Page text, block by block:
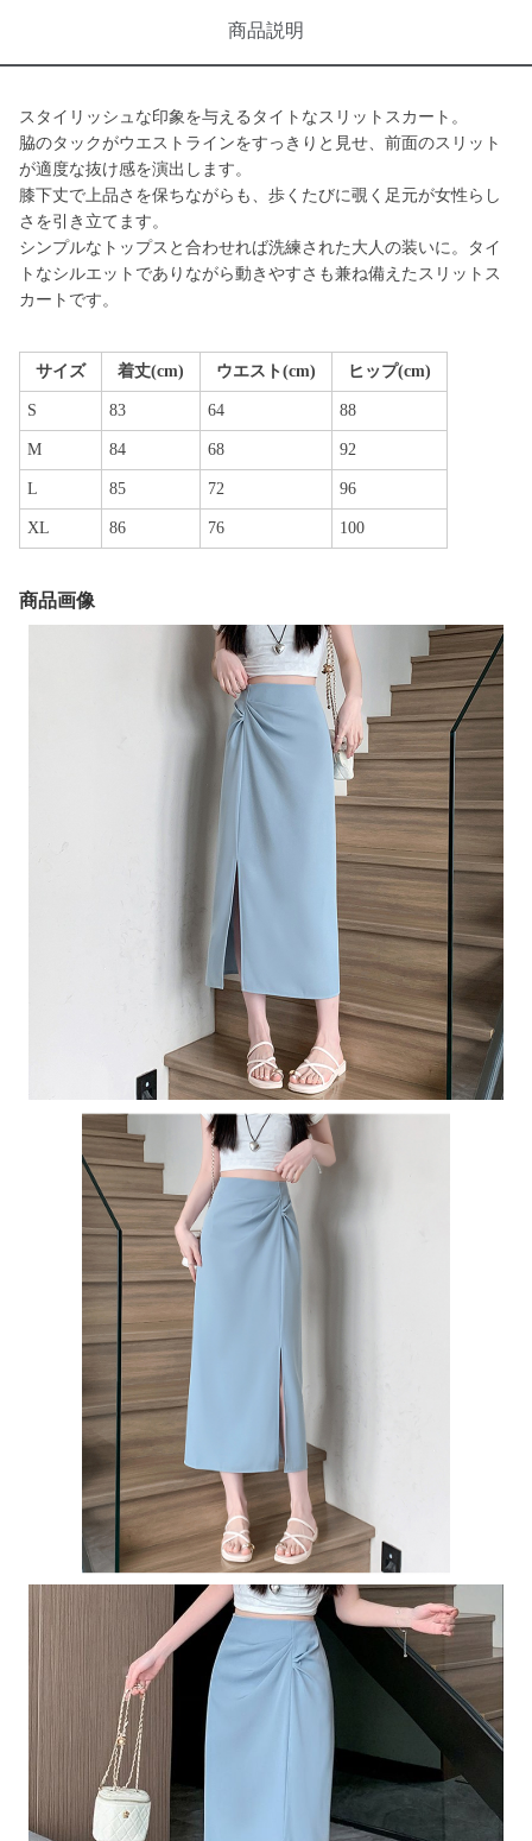
商品説明
スタイリッシュな印象を与えるタイトなスリットスカート。
脇のタックがウエストラインをすっきりと見せ、前面のスリット
が適度な抜け感を演出します。
膝下丈で上品さを保ちながらも、歩くたびに覗く足元が女性らし
さを引き立てます。
シンプルなトップスと合わせれば洗練された大人の装いに。タイ
トなシルエットでありながら動きやすさも兼ね備えたスリットス
カートです。
サイズ 着丈(cm) ウエスト(cm) ヒップ(cm)
S 83 64 88
M 84 68 92
L 85 72 96
XL 86 76 100
商品画像